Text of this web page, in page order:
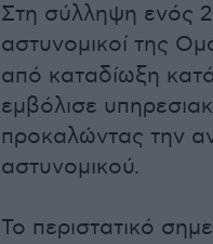
Στη σύλληψη ενός
αστυνομικοί της
από καταδίωξη
εμβόλισε
προκαλώντας την
αστυνομικού.
Το περιστατικό